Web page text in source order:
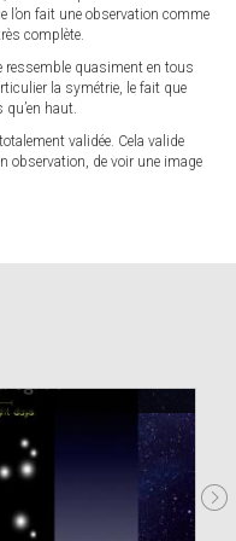
l’on fait une observation comme
complète.
ressemble quasiment en tous
la symétrie, le fait que
haut.
validée. Cela valide
observation, de voir une image